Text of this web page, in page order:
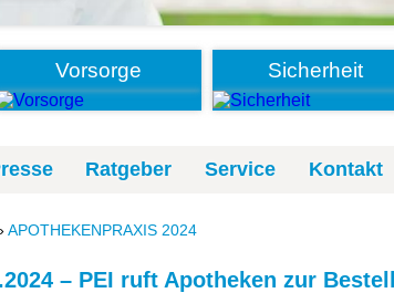
Vorsorge Sicherheit
Ratgeber Service Kontakt
APOTHEKENPRAXIS 2024
– PEI ruft Apotheken zur